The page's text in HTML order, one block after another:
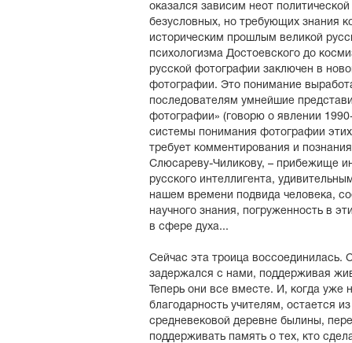
оказался зависим неот
безусловных, но требующих знания
историческим прошлым великой
психологизма Достоевского до
русской фотографии заключен в
фотографии. Это понимание
последователям умнейшие
фотографии» (говорю о явлении
системы понимания фотографии
требует комментирования и
Слюсареву-Чиликову, – прибежище
русского интеллигента,
нашем времени подвида человека,
научного знания, погруженность в
в сфере духа...
Сейчас эта троица воссоединилась.
задержался с нами, поддерживая
Теперь они все вместе. И, когда уже
благодарность учителям, остается
средневековой деревне былины,
поддерживать память о тех, кто